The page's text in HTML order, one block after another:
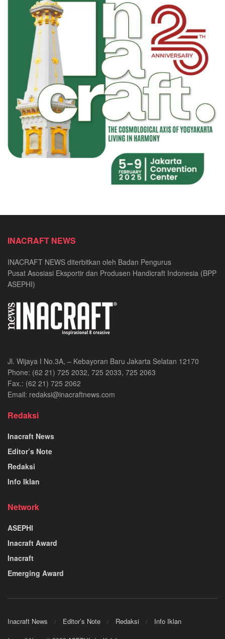
INACRAFT NEWS
INACRAFT NEWS diterbitkan oleh Badan Pengurus
Pusat Asosiasi Eksportir dan Produsen Handicraft Indonesia (BPP
ASEPHI)
Jl. Wijaya I No.3A, – Kebayoran Baru Jakarta Selatan 12170
Phone: (62 21) 725 2032, 725 2033, 725 2063
Fax.: (62 21) 725 2062
Email: redaksi@inacraftnews.com
Redaksi
Inacraft News
Editor’s Note
Redaksi
Info Iklan
Network
ASEPHI
Inacraft Award
Inacraft
Emerging Award
Inacraft News Editor’s Note Redaksi Info Iklan